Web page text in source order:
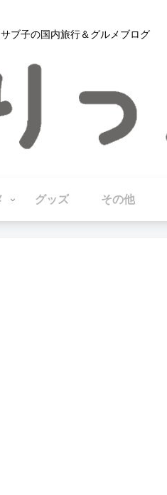
ブ子の国内旅行＆グルメブログ
グッズ その他